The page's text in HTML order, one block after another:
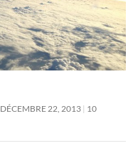
DÉCEMBRE 22, 2013 10